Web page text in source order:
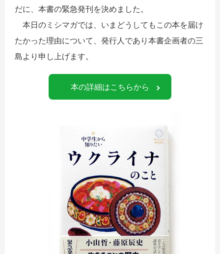
だに、本書の緊急発刊を決めました。
本日のミシマガでは、いまどうしてもこの本を届け
たかった理由について、発行人であり本書企画者の三
島より申し上げます。
本の詳細はこちらから